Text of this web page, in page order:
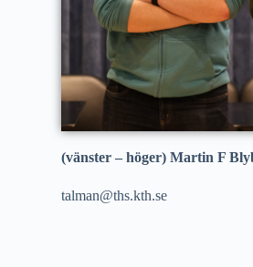
(vänster – höger) Martin F
talman@ths.kth.se